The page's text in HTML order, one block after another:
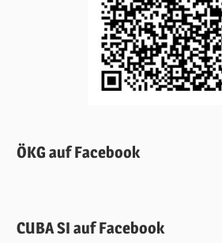
ÖKG auf Facebook
CUBA SI auf Facebook